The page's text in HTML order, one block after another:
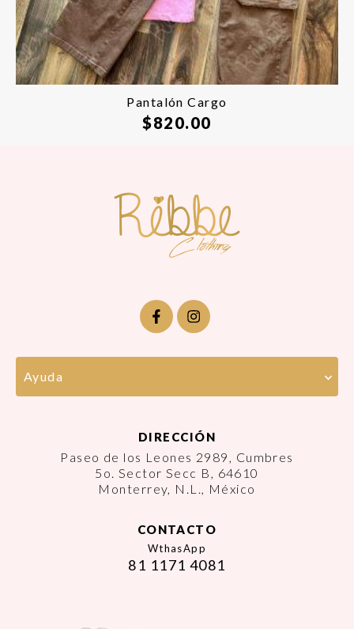
Pantalón Cargo
$820.00
Ayuda
DIRECCIÓN
Paseo de los Leones 2989, Cumbres
5o. Sector Secc B, 64610
Monterrey, N.L., México
CONTACTO
WthasApp
81 1171 4081